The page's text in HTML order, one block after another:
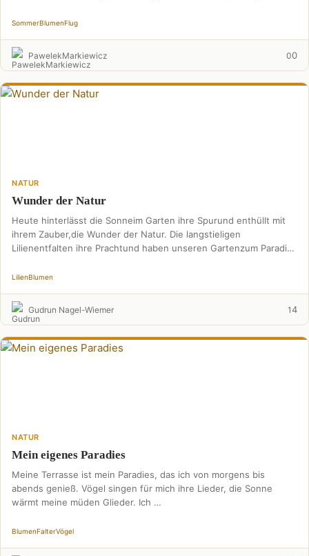
SommerBlumenFlug
PawelekMarkiewicz 00
NATUR
Wunder der Natur
Heute hinterlässt die Sonneim Garten ihre Spurund enthüllt mit
ihrem Zauber,die Wunder der Natur. Die langstieligen
Lilienentfalten ihre Prachtund haben unseren Gartenzum Paradies
LilienBlumen
Gudrun Nagel-Wiemer 14
NATUR
Mein eigenes Paradies
Meine Terrasse ist mein Paradies, das ich von morgens bis
abends genieß. Vögel singen für mich ihre Lieder, die Sonne
wärmt meine müden Glieder. Ich …
BlumenFalterVögel